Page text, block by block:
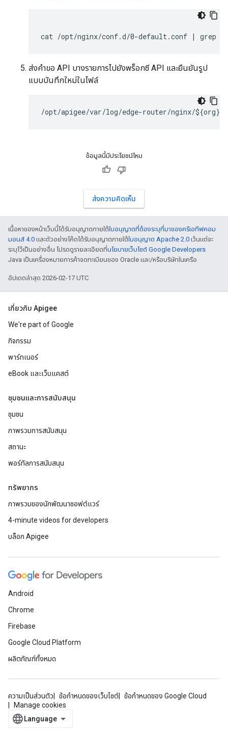
cat /opt/nginx/conf.d/0-default.conf | grep
ส่งคำขอ API บางรายการไปยังพร็อกซี API และยืนยันรูป
แบบบันทึกใหม่ในไฟล์
/opt/apigee/var/log/edge-router/nginx/
ข้อมูลนี้มีประโยชน์ไหม
ส่งความคิดเห็น
เนื้อหาของหน้าเว็บนี้ได้รับอนุญาตภายใต้ใบอนุญาตที่ต้องระบุที่มาของครีเอทีฟคอม
มอนส์ 4.0 และตัวอย่างโค้ดได้รับอนุญาตภายใต้ใบอนุญาต Apache 2.0 เว้นแต่จะ
ระบุไว้เป็นอย่างอื่น โปรดดูรายละเอียดที่นโยบายเว็บไซต์ Google Developers
Java เป็นเครื่องหมายการค้าจดทะเบียนของ Oracle และ/หรือบริษัทในเครือ
อัปเดตล่าสุด 2026-02-17 UTC
เกี่ยวกับ Apigee
We're part of Google
กิจกรรม
พาร์ทเนอร์
eBook และเว็บแคสต์
ชุมชนและการสนับสนุน
ชุมชน
ภาพรวมการสนับสนุน
สถานะ
พอร์ทัลการสนับสนุน
ทรัพยากร
ภาพรวมของนักพัฒนาซอฟต์แวร์
4-minute videos for developers
บล็อก Apigee
Android
Chrome
Firebase
Google Cloud Platform
ผลิตภัณฑ์ทั้งหมด
ความเป็นส่วนตัว ข้อกำหนดของเว็บไซต์
ข้อกำหนดของ Google Cloud
Manage cookies